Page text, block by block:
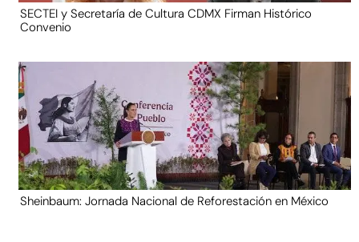
SECTEI y Secretaría de Cultura CDMX Firman Histórico
Convenio
Sheinbaum: Jornada Nacional de Reforestación en México